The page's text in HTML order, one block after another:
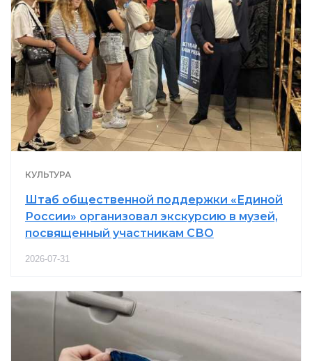
КУЛЬТУРА
Штаб общественной поддержки «Единой
России» организовал экскурсию в музей,
посвященный участникам СВО
2026-07-31